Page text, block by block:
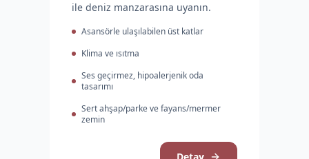
ile deniz manzarasına uyanın.
Asansörle ulaşılabilen üst katlar
Klima ve ısıtma
Ses geçirmez, hipoalerjenik oda
tasarımı
Sert ahşap/parke ve fayans/mermer
zemin